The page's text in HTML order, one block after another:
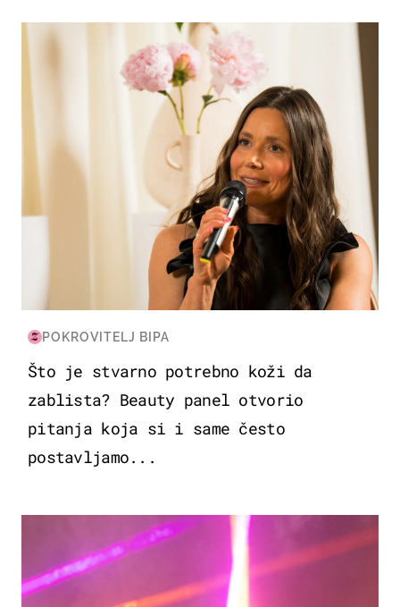
MODA & LJEPOTA
POKROVITELJ BIPA
Što je stvarno potrebno koži da
zablista? Beauty panel otvorio
pitanja koja si i same često
postavljamo...
KULTURA & ZABAVA